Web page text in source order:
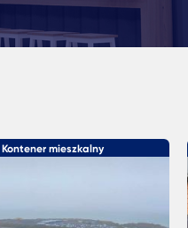
Kontener mieszkalny